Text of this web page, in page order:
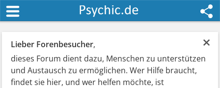
×
Lieber Forenbesucher,
dieses Forum dient dazu, Menschen zu unterstützen
und Austausch zu ermöglichen. Wer Hilfe braucht,
findet sie hier, und wer helfen möchte, ist